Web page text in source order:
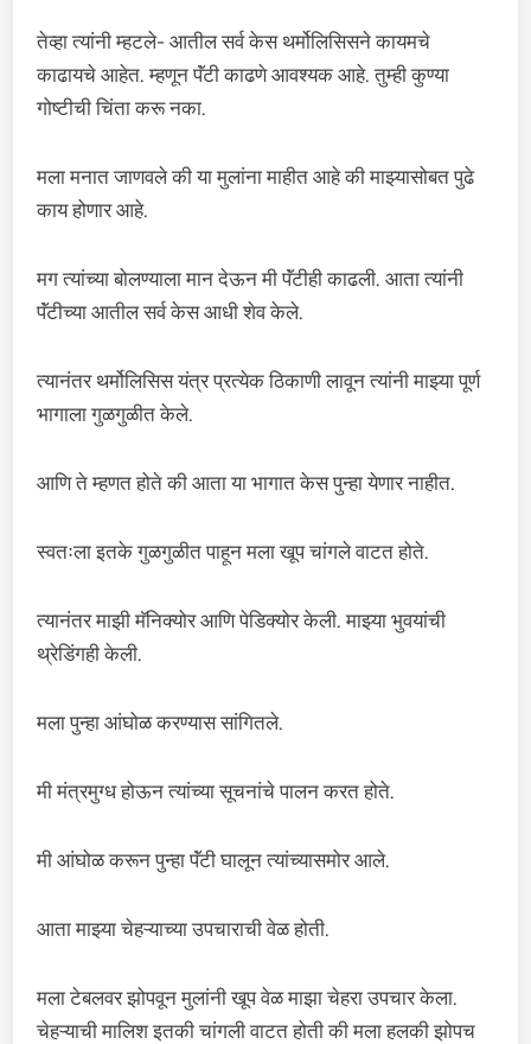
तेव्हा त्यांनी म्हटले- आतील सर्व केस थर्मोलिसिसने कायमचे
काढायचे आहेत. म्हणून पॅंटी काढणे आवश्यक आहे. तुम्ही कुण्या
गोष्टीची चिंता करू नका.
मला मनात जाणवले की या मुलांना माहीत आहे की माझ्यासोबत पुढे
काय होणार आहे.
मग त्यांच्या बोलण्याला मान देऊन मी पॅंटीही काढली. आता त्यांनी
पॅंटीच्या आतील सर्व केस आधी शेव केले.
त्यानंतर थर्मोलिसिस यंत्र प्रत्येक ठिकाणी लावून त्यांनी माझ्या पूर्ण
भागाला गुळगुळीत केले.
आणि ते म्हणत होते की आता या भागात केस पुन्हा येणार नाहीत.
स्वतःला इतके गुळगुळीत पाहून मला खूप चांगले वाटत होते.
त्यानंतर माझी मॅनिक्योर आणि पेडिक्योर केली. माझ्या भुवयांची
थ्रेडिंगही केली.
मला पुन्हा आंघोळ करण्यास सांगितले.
मी मंत्रमुग्ध होऊन त्यांच्या सूचनांचे पालन करत होते.
मी आंघोळ करून पुन्हा पॅंटी घालून त्यांच्यासमोर आले.
आता माझ्या चेहऱ्याच्या उपचाराची वेळ होती.
मला टेबलवर झोपवून मुलांनी खूप वेळ माझा चेहरा उपचार केला.
चेहऱ्याची मालिश इतकी चांगली वाटत होती की मला हलकी झोपच